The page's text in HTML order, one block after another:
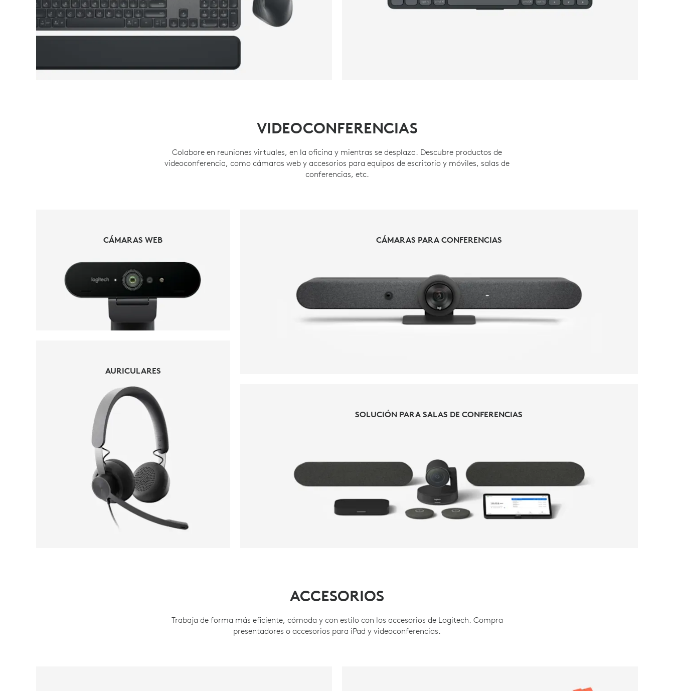
VIDEOCONFERENCIAS
Colabore en reuniones virtuales, en la oficina y mientras se desplaza. Descubre productos de
videoconferencia, como cámaras web y accesorios para equipos de escritorio y móviles, salas de
conferencias, etc.
CÁMARAS WEB
CÁMARAS PARA CONFERENCIAS
CÁMARAS PARA CONFERENCIAS
AURICULARES
AURICULARES SOLUCIÓN PARA SALAS DE CONFERENCIAS
ACCESORIOS
Trabaja de forma más eficiente, cómoda y con estilo con los accesorios de Logitech. Compra
presentadores o accesorios para iPad y videoconferencias.